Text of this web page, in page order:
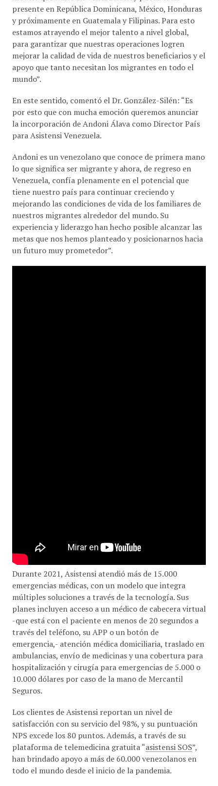
presente en República Dominicana, México, Honduras
y próximamente en Guatemala y Filipinas. Para esto
estamos atrayendo el mejor talento a nivel global,
para garantizar que nuestras operaciones logren
mejorar la calidad de vida de nuestros beneficiarios y el
apoyo que tanto necesitan los migrantes en todo el
mundo”.
En este sentido, comentó el Dr. González-Silén: “Es
por esto que con mucha emoción queremos anunciar
la incorporación de Andoni Álava como Director País
para Asistensi Venezuela.
Andoni es un venezolano que conoce de primera mano
lo que significa ser migrante y ahora, de regreso en
Venezuela, confía plenamente en el potencial que
tiene nuestro país para continuar creciendo y
mejorando las condiciones de vida de los familiares de
nuestros migrantes alrededor del mundo. Su
experiencia y liderazgo han hecho posible alcanzar las
metas que nos hemos planteado y posicionarnos hacia
un futuro muy prometedor”.
Durante 2021, Asistensi atendió más de 15.000
emergencias médicas, con un modelo que integra
múltiples soluciones a través de la tecnología. Sus
planes incluyen acceso a un médico de cabecera virtual
-que está con el paciente en menos de 20 segundos a
través del teléfono, su APP o un botón de
emergencia,- atención médica domiciliaria, traslado en
ambulancias, envío de medicinas y una cobertura para
hospitalización y cirugía para emergencias de 5.000 o
10.000 dólares por caso de la mano de Mercantil
Seguros.
Los clientes de Asistensi reportan un nivel de
satisfacción con su servicio del 98%, y su puntuación
NPS excede los 80 puntos. Además, a través de su
plataforma de telemedicina gratuita “asistensi SOS”,
han brindado apoyo a más de 60.000 venezolanos en
todo el mundo desde el inicio de la pandemia.